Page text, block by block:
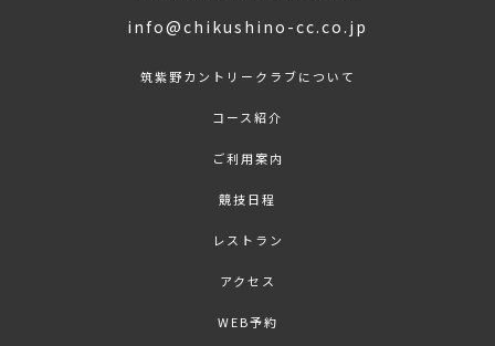
info@chikushino-cc.co.jp
筑紫野カントリークラブについて
コース紹介
ご利用案内
競技日程
レストラン
アクセス
WEB予約